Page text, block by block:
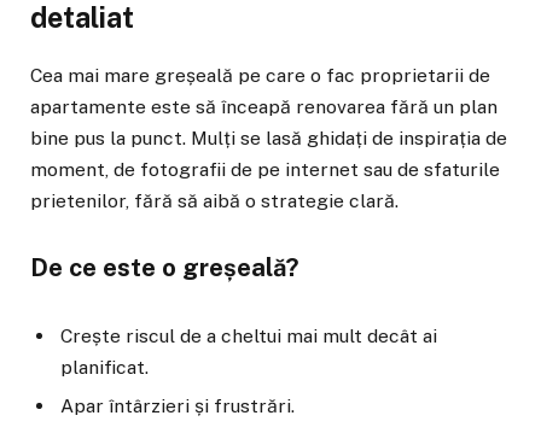
detaliat
Cea mai mare greșeală pe care o fac proprietarii de
apartamente este să înceapă renovarea fără un plan
bine pus la punct. Mulți se lasă ghidați de inspirația de
moment, de fotografii de pe internet sau de sfaturile
prietenilor, fără să aibă o strategie clară.
De ce este o greșeală?
Crește riscul de a cheltui mai mult decât ai
planificat.
Apar întârzieri și frustrări.